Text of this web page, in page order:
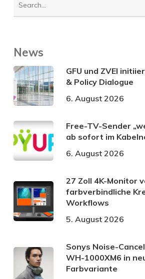
News
GFU und ZVEI
& Policy Dialogue
6. August 2026
Free-TV-Sender
ab sofort im
6. August 2026
27 Zoll 4K-Monitor
farbverbindliche
Workflows
5. August 2026
Sonys Noise-
WH-1000XM6 in
Farbvariante